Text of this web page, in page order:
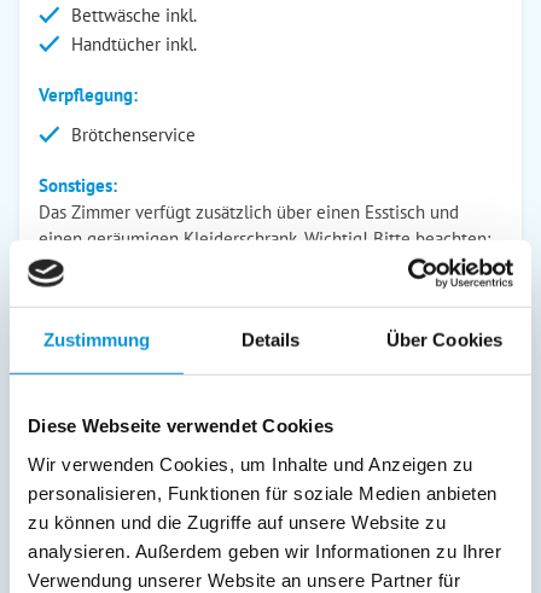
Zustimmung Details Über Cookies
Diese Webseite verwendet Cookies
Wir verwenden Cookies, um Inhalte und Anzeigen zu
personalisieren, Funktionen für soziale Medien anbieten
zu können und die Zugriffe auf unsere Website zu
analysieren. Außerdem geben wir Informationen zu Ihrer
Verwendung unserer Website an unsere Partner für
Bettwäsche inkl.
Handtücher inkl.
Verpflegung:
Brötchenservice
Sonstiges:
Das Zimmer verfügt zusätzlich über einen Esstisch und
einen geräumigen Kleiderschrank. Wichtig! Bitte beachten:
Die Unterkunft ist nur mit einem Kühlschrank und einem
Wasserkocher ausgestattet. Sie verfügt ausdrücklich nicht
Sommermonaten zur Verfügung . WLAN ist teilweise auf
dem Gelände verfügbar. Die Hundegebühr pro Tag beträgt
sind grundsätzlich anzumelden. Wichtig! Bitte beachten: Die
Wasserkocher ausgestattet. Sie verfügt ausdrücklich nicht
über eine Küchenzeile!